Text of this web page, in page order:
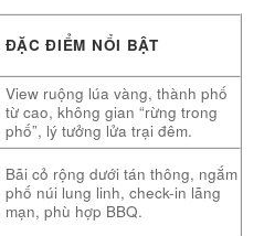
ĐẶC ĐIỂM NỔI BẬT
View ruộng lúa vàng, thành phố
từ cao, không gian “rừng trong
phố”, lý tưởng lửa trại đêm.
Bãi cỏ rộng dưới tán thông, ngắm
phố núi lung linh, check-in lãng
mạn, phù hợp BBQ.